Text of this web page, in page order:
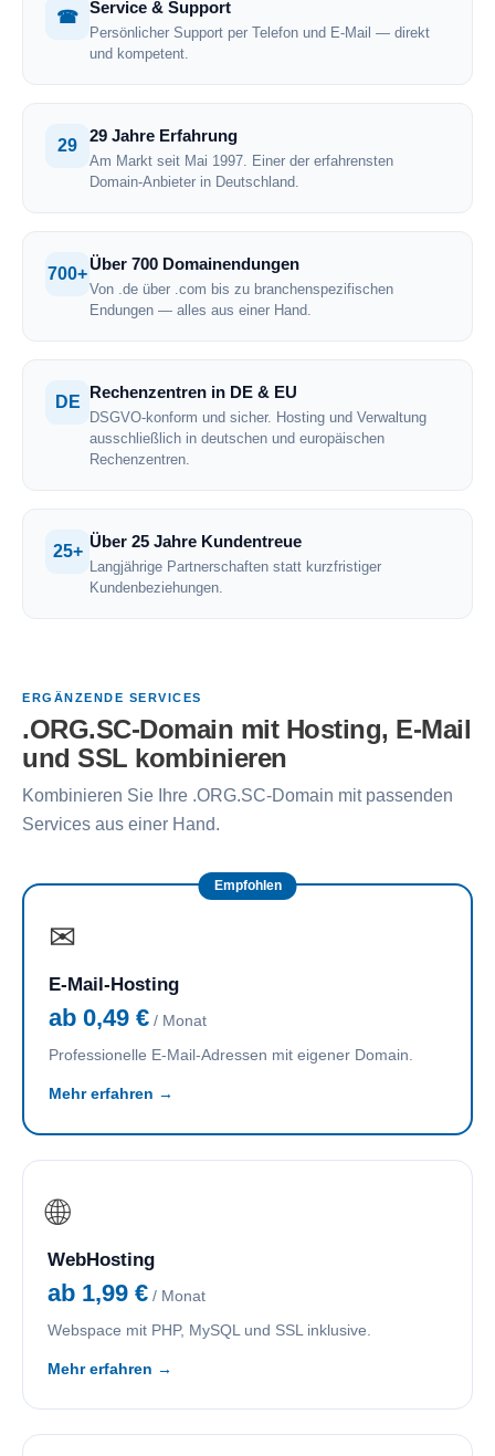
☎
Service & Support
Persönlicher Support per Telefon und E-Mail — direkt
und kompetent.
29
29 Jahre Erfahrung
Am Markt seit Mai 1997. Einer der erfahrensten
Domain-Anbieter in Deutschland.
700+
Über 700 Domainendungen
Von .de über .com bis zu branchenspezifischen
Endungen — alles aus einer Hand.
DE
Rechenzentren in DE & EU
DSGVO-konform und sicher. Hosting und Verwaltung
ausschließlich in deutschen und europäischen
Rechenzentren.
25+
Über 25 Jahre Kundentreue
Langjährige Partnerschaften statt kurzfristiger
Kundenbeziehungen.
ERGÄNZENDE SERVICES
.ORG.SC-Domain mit Hosting, E-Mail
und SSL kombinieren
Kombinieren Sie Ihre .ORG.SC-Domain mit passenden
Services aus einer Hand.
Empfohlen
✉
E-Mail-Hosting
ab 0,49 € / Monat
Professionelle E-Mail-Adressen mit eigener Domain.
Mehr erfahren →
🌐
WebHosting
ab 1,99 € / Monat
Webspace mit PHP, MySQL und SSL inklusive.
Mehr erfahren →